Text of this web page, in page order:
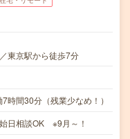
東京駅から徒歩7分
時間30分（残業少なめ！）
日相談OK ※9月～！